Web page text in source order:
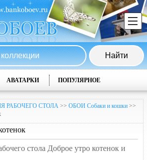
АВАТАРКИ ПОПУЛЯРНОЕ
РАБОЧЕГО СТОЛА >> ОБОИ Собаки и кошки >>
стола Доброе утро котенок и